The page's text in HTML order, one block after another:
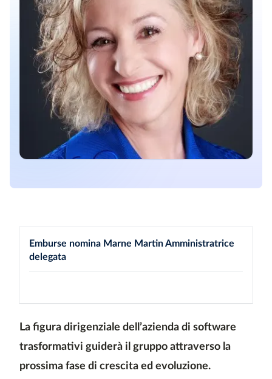
La figura dirigenziale dell’azienda di software
trasformativi guiderà il gruppo attraverso la
prossima fase di crescita ed evoluzione.
Emburse nomina Marne Martin Amministratrice
delegata